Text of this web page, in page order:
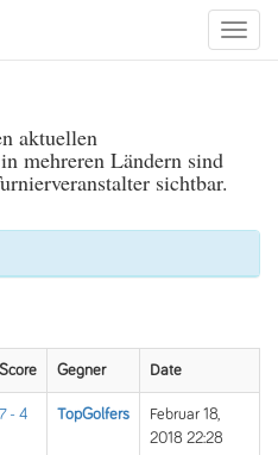
Toggle
aktuellen
mehreren Ländern sind
sichtbar.
Score Gegner Date
7 - 4 TopGolfers
Februar 18,
2018 22:28